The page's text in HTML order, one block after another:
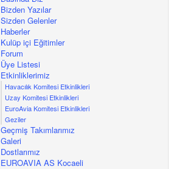
Bizden Yazılar
Sizden Gelenler
Haberler
Kulüp içi Eğitimler
Forum
Üye Listesi
Etkinliklerimiz
Havacılık Komitesi Etkinlikleri
Uzay Komitesi Etkinlikleri
EuroAvia Komitesi Etkinlikleri
Geziler
Geçmiş Takımlarımız
Galeri
Dostlarımız
EUROAVIA AS Kocaeli